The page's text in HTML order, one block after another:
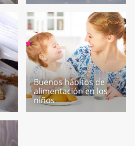
Buenos hábitos de
alimentación en los
niños